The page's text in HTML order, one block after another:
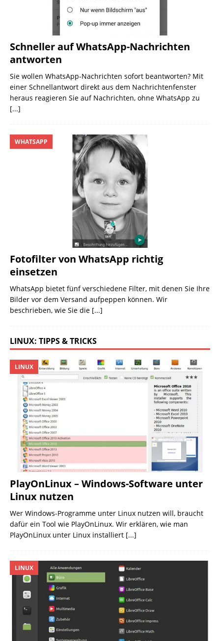
Schneller auf WhatsApp-Nachrichten
antworten
Sie wollen WhatsApp-Nachrichten sofort beantworten? Mit
einer Schnellantwort direkt aus dem Nachrichtenfenster
heraus reagieren Sie auf Nachrichten, ohne WhatsApp zu
[...]
Fotofilter von WhatsApp richtig
einsetzen
WHATSAPP
WhatsApp bietet fünf verschiedene Filter, mit denen Sie Ihre
Bilder vor dem Versand aufpeppen können. Wir
beschrieben, wie Sie die [...]
LINUX: TIPPS & TRICKS
PlayOnLinux – Windows-Software unter
Linux nutzen
LINUX
Wer Windows-Programme unter Linux nutzen will, braucht
dafür ein Tool wie PlayOnLinux. Wir erklären, wie man
PlayOnLinux unter Linux installiert [...]
LINUX